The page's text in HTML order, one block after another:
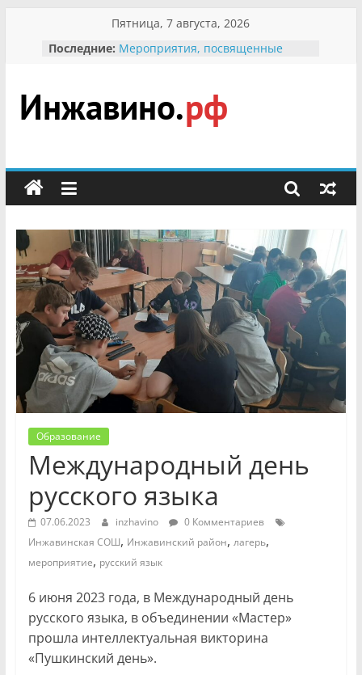
содержимому
Пятница, 7 августа, 2026
Последние: Мероприятия, посвященные
гражданин Инжавинского округа»
участнице Великой
Отечественной, фронтовичке
Безопасность в сети Интернет
мероприятии «Сохраним
первоцветы!»
В вольере Воронинского
заповедника родились крапчатые
суслики
Инжавино.рф
сельский
портал
Образование
Международный день
русского языка
07.06.2023 inzhavino
0 Комментариев
Инжавинская СОШ, Инжавинский район, лагерь,
мероприятие, русский язык
6 июня 2023 года, в Международный день
русского языка, в объединении «Мастер»
прошла интеллектуальная викторина
«Пушкинский день».